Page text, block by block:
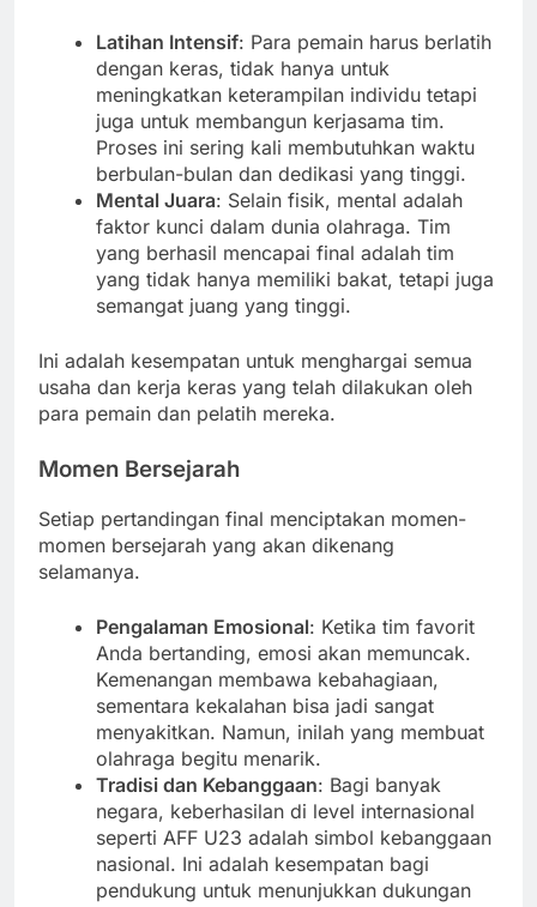
Latihan Intensif: Para pemain harus berlatih
dengan keras, tidak hanya untuk
meningkatkan keterampilan individu tetapi
juga untuk membangun kerjasama tim.
Proses ini sering kali membutuhkan waktu
berbulan-bulan dan dedikasi yang tinggi.
Mental Juara: Selain fisik, mental adalah
faktor kunci dalam dunia olahraga. Tim
yang berhasil mencapai final adalah tim
yang tidak hanya memiliki bakat, tetapi juga
semangat juang yang tinggi.
Ini adalah kesempatan untuk menghargai semua
usaha dan kerja keras yang telah dilakukan oleh
para pemain dan pelatih mereka.
Momen Bersejarah
Setiap pertandingan final menciptakan momen-
momen bersejarah yang akan dikenang
selamanya.
Pengalaman Emosional: Ketika tim favorit
Anda bertanding, emosi akan memuncak.
Kemenangan membawa kebahagiaan,
sementara kekalahan bisa jadi sangat
menyakitkan. Namun, inilah yang membuat
olahraga begitu menarik.
Tradisi dan Kebanggaan: Bagi banyak
negara, keberhasilan di level internasional
seperti AFF U23 adalah simbol kebanggaan
nasional. Ini adalah kesempatan bagi
pendukung untuk menunjukkan dukungan